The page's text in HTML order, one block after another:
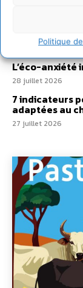
Politique
Un kit citoyen
29 juillet 2026
L’éco-
28 juillet 2026
7 indicateurs
adaptées au
27 juillet 2026